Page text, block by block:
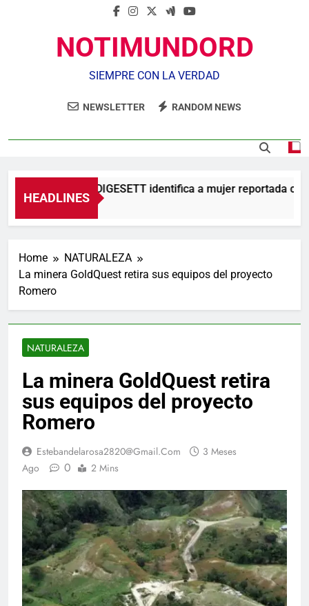
NOTIMUNDORD
SIEMPRE CON LA VERDAD
NEWSLETTER RANDOM NEWS
HEADLINES
Agente de la DIGESETT identifica a mujer reportada
3 Horas Ago
Home
NATURALEZA
La minera GoldQuest retira sus equipos del proyecto
Romero
NATURALEZA
La minera GoldQuest retira
sus equipos del proyecto
Romero
Estebandelarosa2820@gmail.com
3 Meses
Ago
0 2 Mins